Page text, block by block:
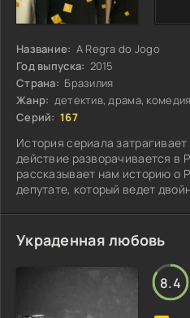
Название: A Regra do Jogo
Год выпуска: 2015
Страна: Бразилия
Жанр: детектив, драма,
Серий: 167
История сериала
действие разворачивается в
рассказывает нам историю о
депутате, который ведет
реабилитирует бывших
Украденная любовь
8.4